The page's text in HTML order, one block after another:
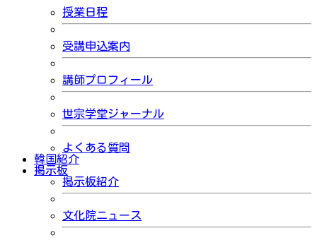
授業日程
受講申込案内
講師プロフィール
世宗学堂ジャーナル
よくある質問
韓国紹介
掲示板
掲示板紹介
文化院ニュース